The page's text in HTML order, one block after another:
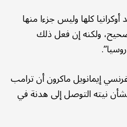
كلها وليس جزءا منها
ولكنه إن فعل ذلك
إيمانويل ماكرون أن ترامب
نيته التوصل إلى هدنة في